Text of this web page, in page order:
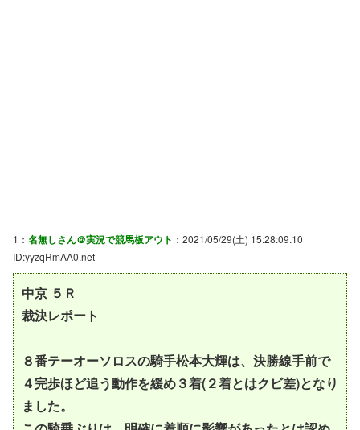
1： 名無しさん＠実況で競馬板アウト ：2021/05/29(土) 15:28:09.10
ID:yyzqRmAA0.net
中京 ５Ｒ
裁決レポート
８番テーオーソロスの騎手松本大輝は、決勝線手前で
４完歩ほど追う動作を緩め３着(２着とはクビ差)となり
ました。